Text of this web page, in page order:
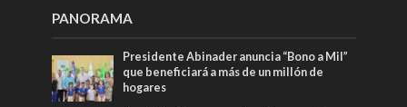
PANORAMA
Presidente Abinader anuncia “Bono a Mil”
que beneficiará a más de un millón de
hogares